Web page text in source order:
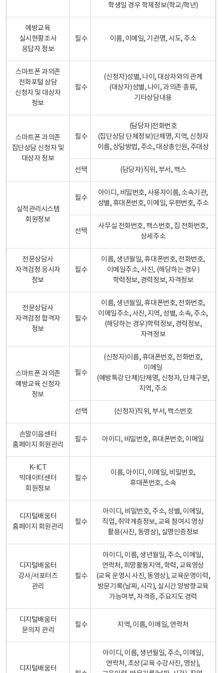
학생일 경우 학제정보(학교/학년)
예방교육
실시현황조사
응답자 정보
필수 이름, 이메일, 기관명, 시도, 주소
스마트폰 과의존
전화포털 상담
신청자 및 대상자
정보
필수
(신청자)성별, 나이, 대상자와의 관계
(대상자)성별, 나이, 과의존 종류,
기타상담내용
스마트폰 과의존
집단상담 신청자 및
대상자 정보
필수
(담당자)전화번호
(집단상담 단체정보)단체명, 지역, 신청자
이름, 상담방법, 주소, 대상총인원, 주대상
선택 (담당자)직위, 부서, 팩스
실적관리시스템
회원정보
필수
아이디, 비밀번호, 사용자이름, 소속기관,
성별, 휴대폰번호, 이메일, 우편번호, 주소
선택
사무실 전화번호, 팩스번호, 집 전화번호,
상세주소
전문상담사
자격검정 응시자
정보
필수
이름, 생년월일, 휴대폰번호, 전화번호,
이메일주소, 사진, (해당하는 경우)
학력정보, 경력정보, 자격정보
전문상담사
자격검정 합격자
정보
필수
이름, 생년월일, 휴대폰번호, 전화번호,
이메일주소, 사진, 지역, 성별, 소속, 주소,
(해당하는 경우)학력정보, 경력정보,
자격정보
스마트폰 과의존
예방교육 신청자
정보
필수
(신청자)이름, 휴대폰번호, 전화번호,
이메일
(예방특강 단체)단체명, 신청자, 단체구분,
지역, 주소
선택 (신청자)직위, 부서, 팩스번호
손말이음센터
홈페이지 회원관리
필수 아이디, 비밀번호, 휴대폰번호, 이메일
K-ICT
빅데이터센터
회원정보
필수
이름, 아이디, 이메일, 비밀번호,
휴대폰번호, 소속
디지털배움터
홈페이지 회원관리
필수
아이디, 비밀번호, 주소, 성별, 이메일,
직업, 취약계층정보, 교육 참여시 영상
촬용(사진, 동영상), 실명인증정보
디지털배움터
강사/서포터즈
관리
필수
아이디, 이름, 생년월일, 주소, 이메일,
연락처, 희망활동지역, 학력, 교육영상
(교육 운영시 사진, 동영상), 교육운영이력,
방문기록(날짜, 시각), 실시간 양방향교육
가능여부, 자격증, 주요지도 경력
디지털배움터
문의자 관리
필수 지역, 이름, 이메일, 연락처
디지털배움터
아이디, 이름, 생년월일, 주소, 이메일,
연락처, 초상(교육 수강사진, 영상),